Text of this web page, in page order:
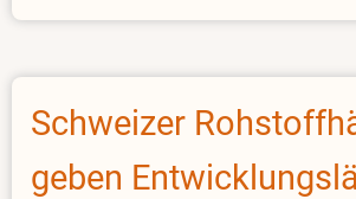
Die
muss
fokussieren
Schweizer
geben